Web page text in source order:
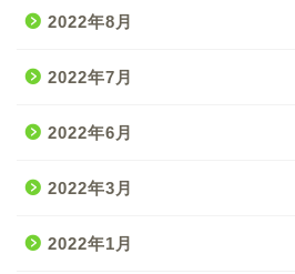
2022年8月
2022年7月
2022年6月
2022年3月
2022年1月